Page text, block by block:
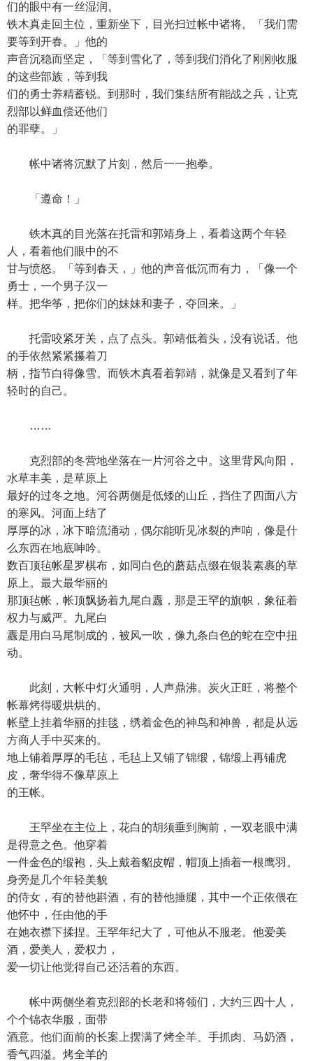
们的眼中有一丝湿润。
铁木真走回主位，重新坐下，目光扫过帐中诸将。「我们需
要等到开春。」他的
声音沉稳而坚定，「等到雪化了，等到我们消化了刚刚收服
的这些部族，等到我
们的勇士养精蓄锐。到那时，我们集结所有能战之兵，让克
烈部以鲜血偿还他们
的罪孽。」
帐中诸将沉默了片刻，然后一一抱拳。
「遵命！」
铁木真的目光落在托雷和郭靖身上，看着这两个年轻
人，看着他们眼中的不
甘与愤怒。「等到春天，」他的声音低沉而有力，「像一个
勇士，一个男子汉一
样。把华筝，把你们的妹妹和妻子，夺回来。」
托雷咬紧牙关，点了点头。郭靖低着头，没有说话。他
的手依然紧紧攥着刀
柄，指节白得像雪。而铁木真看着郭靖，就像是又看到了年
轻时的自己。
……
克烈部的冬营地坐落在一片河谷之中。这里背风向阳，
水草丰美，是草原上
最好的过冬之地。河谷两侧是低矮的山丘，挡住了四面八方
的寒风。河面上结了
厚厚的冰，冰下暗流涌动，偶尔能听见冰裂的声响，像是什
么东西在地底呻吟。
数百顶毡帐星罗棋布，如同白色的蘑菇点缀在银装素裹的草
原上。最大最华丽的
那顶毡帐，帐顶飘扬着九尾白纛，那是王罕的旗帜，象征着
权力与威严。九尾白
纛是用白马尾制成的，被风一吹，像九条白色的蛇在空中扭
动。
此刻，大帐中灯火通明，人声鼎沸。炭火正旺，将整个
帐幕烤得暖烘烘的。
帐壁上挂着华丽的挂毯，绣着金色的神鸟和神兽，都是从远
方商人手中买来的。
地上铺着厚厚的毛毡，毛毡上又铺了锦缎，锦缎上再铺虎
皮，奢华得不像草原上
的王帐。
王罕坐在主位上，花白的胡须垂到胸前，一双老眼中满
是得意之色。他穿着
一件金色的缎袍，头上戴着貂皮帽，帽顶上插着一根鹰羽。
身旁是几个年轻美貌
的侍女，有的替他斟酒，有的替他捶腿，其中一个正依偎在
他怀中，任由他的手
在她衣襟下揉捏。王罕年纪大了，可他从不服老。他爱美
酒，爱美人，爱权力，
爱一切让他觉得自己还活着的东西。
帐中两侧坐着克烈部的长老和将领们，大约三四十人，
个个锦衣华服，面带
酒意。他们面前的长案上摆满了烤全羊、手抓肉、马奶酒，
香气四溢。烤全羊的